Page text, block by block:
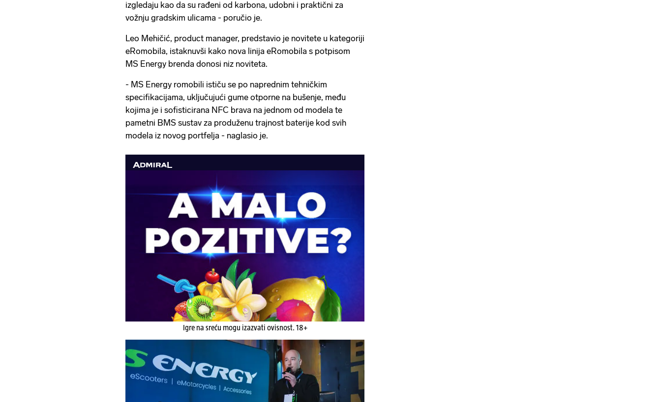
izgledaju kao da su rađeni od karbona, udobni i praktični za
vožnju gradskim ulicama - poručio je.
Leo Mehičić, product manager, predstavio je novitete u kategoriji
eRomobila, istaknuvši kako nova linija eRomobila s potpisom
MS Energy brenda donosi niz noviteta.
- MS Energy romobili ističu se po naprednim tehničkim
specifikacijama, uključujući gume otporne na bušenje, među
kojima je i sofisticirana NFC brava na jednom od modela te
pametni BMS sustav za produženu trajnost baterije kod svih
modela iz novog portfelja - naglasio je.
Igre na sreću mogu izazvati ovisnost. 18+